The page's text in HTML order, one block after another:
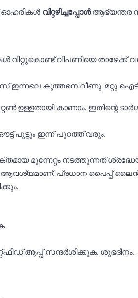
ഓഹരികൾ വിറ്റഴിച്ചപ്പോൾആഭ്യന്തര
വിപണിയെ താഴേക്ക്
ഇന്നലെ കുത്തനെ വീണു. മറ്റു
ഉള്ളതായി കാണാം. ഇതിന്റെ
പുട്ടും ഇന്ന് പുറത്ത് വരും.
മുന്നേറ്റം നടത്തുന്നത്
പ്രധാന പൈപ്പ് ലൈൻ
ആപ്പ് സന്ദർശിക്കുക. ശുഭദിനം.